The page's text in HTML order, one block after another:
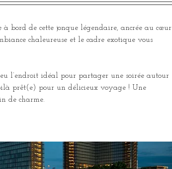
bord de cette jonque légendaire, ancrée au cœur
chaleureuse et le cadre exotique vous
l’endroit idéal pour partager une soirée autour
prêt(e) pour un délicieux voyage ! Une
de charme.